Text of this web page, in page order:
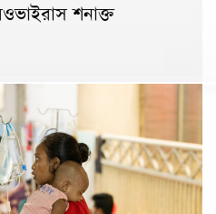
শনাক্ত